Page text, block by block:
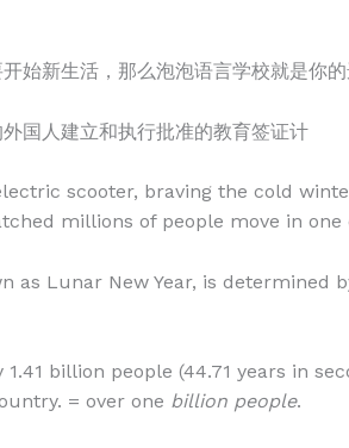
始新生活，那么泡泡语言学校就是你的
国人建立和执行批准的教育签证计
scooter, braving the cold
millions of people move in one
as Lunar New Year, is
billion people (44.71 years in
= over one billion people.